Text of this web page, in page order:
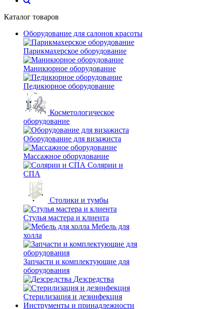
Каталог товаров
Оборудование для салонов красоты
Парикмахерское оборудование
Маникюрное оборудование
Педикюрное оборудование
Косметологическое
оборудование
Оборудование для визажиста
Массажное оборудование
Солярии и
СПА
Столики и тумбы
Стулья мастера и клиента
Мебель для
холла
Запчасти и комплектующие для
оборудования
Дезсредства
Стерилизация и дезинфекция
Инструменты и принадлежности